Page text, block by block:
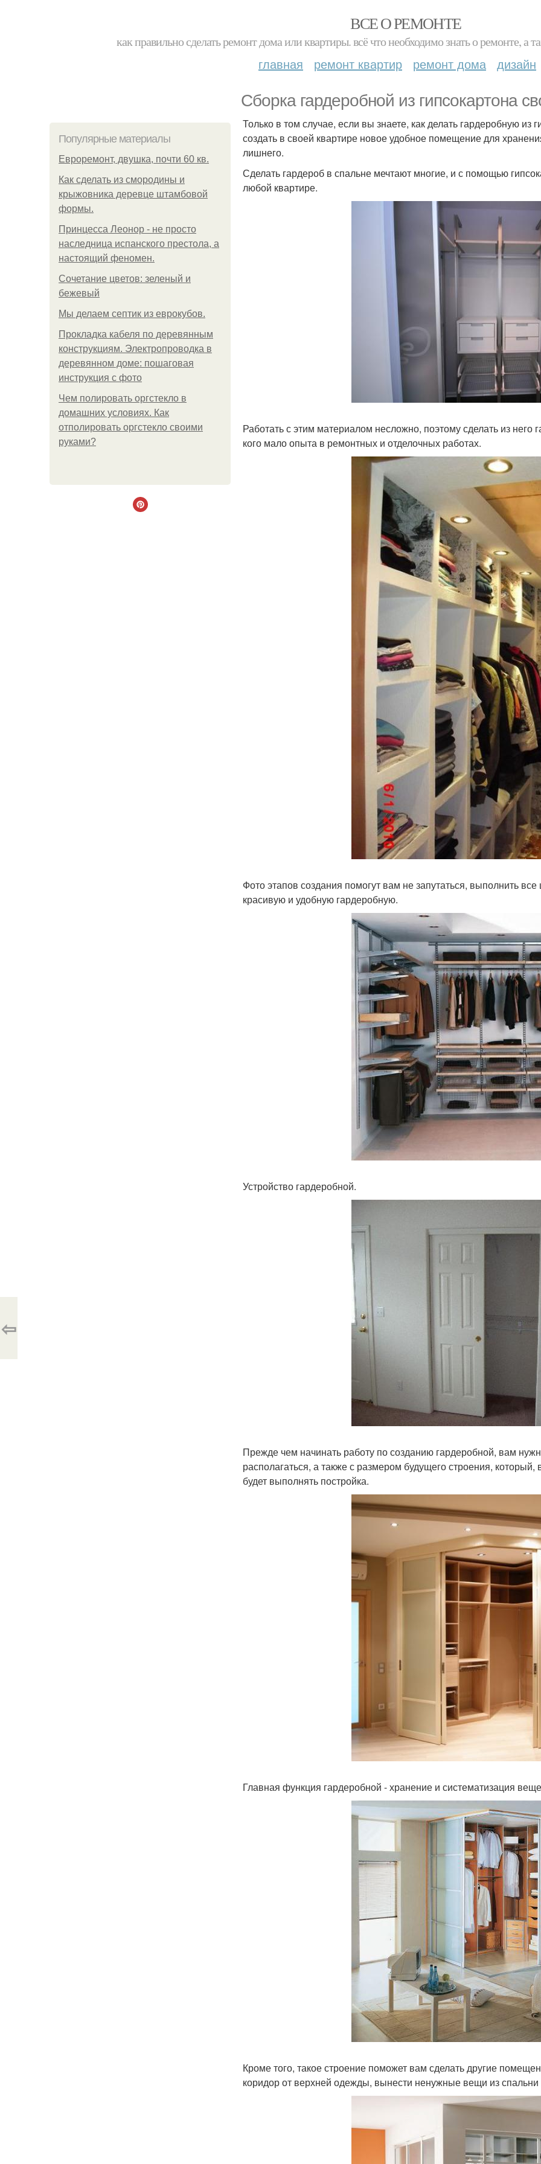
ВСЕ О РЕМОНТЕ
как правильно сделать ремонт дома или квартиры. всё что необходимо знать о ремонте,
главная ремонт квартир ремонт дома дизайн
Сборка гардеробной из гипсокартона
Популярные материалы
Евроремонт, двушка, почти 60 кв.
Как сделать из смородины и
крыжовника деревце штамбовой
формы.
Принцесса Леонор - не просто
наследница испанского престола, а
настоящий феномен.
Сочетание цветов: зеленый и
бежевый
Мы делаем септик из еврокубов.
Прокладка кабеля по деревянным
конструкциям. Электропроводка в
деревянном доме: пошаговая
инструкция с фото
Чем полировать оргстекло в
домашних условиях. Как
отполировать оргстекло своими
руками?
Только в том случае, если вы знаете, как делать гардеробную из
создать в своей квартире новое удобное помещение для
лишнего.
Сделать гардероб в спальне мечтают многие, и с помощью
любой квартире.
Работать с этим материалом несложно, поэтому сделать из
кого мало опыта в ремонтных и отделочных работах.
Фото этапов создания помогут вам не запутаться, выполнить
красивую и удобную гардеробную.
Устройство гардеробной.
Прежде чем начинать работу по созданию гардеробной, вам
располагаться, а также с размером будущего строения,
будет выполнять постройка.
Главная функция гардеробной - хранение и систематизация
Кроме того, такое строение поможет вам сделать другие
коридор от верхней одежды, вынести ненужные вещи из спальни
⇦